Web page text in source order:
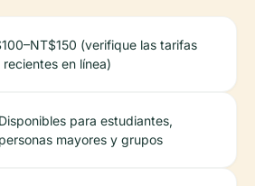
(verifique las tarifas
recientes en línea)
Disponibles para estudiantes,
personas mayores y grupos